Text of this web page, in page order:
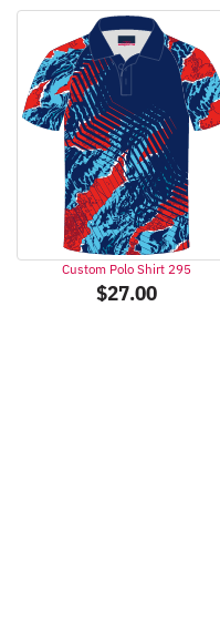
Custom Polo Shirt 295
$27.00